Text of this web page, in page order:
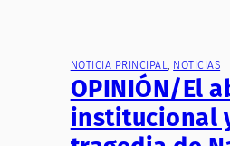
NOTICIA PRINCIPAL, NOTICIAS
OPINIÓN/El
institucional